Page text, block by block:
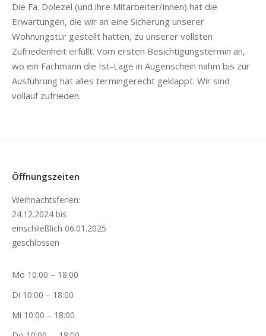
Die Fa. Dolezel (und ihre Mitarbeiter/innen) hat die
Erwartungen, die wir an eine Sicherung unserer
Wohnungstür gestellt hatten, zu unserer vollsten
Zufriedenheit erfüllt. Vom ersten Besichtigungstermin an,
wo ein Fachmann die Ist-Lage in Augenschein nahm bis zur
Ausführung hat alles termingerecht geklappt. Wir sind
vollauf zufrieden.
Öffnungszeiten
Weihnachtsferien:
24.12.2024 bis
einschließlich 06.01.2025
geschlossen
Mo 10:00 – 18:00
Di 10:00 – 18:00
Mi 10:00 – 18:00